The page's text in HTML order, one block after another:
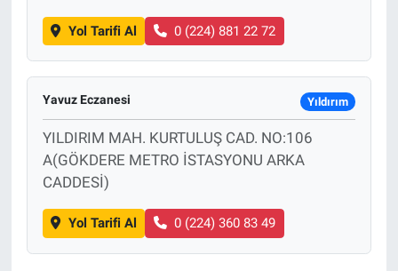
Yol Tarifi Al 0 (224) 881 22 72
Yavuz Eczanesi Yıldırım
YILDIRIM MAH. KURTULUŞ CAD. NO:106
A(GÖKDERE METRO İSTASYONU ARKA
CADDESİ)
Yol Tarifi Al 0 (224) 360 83 49